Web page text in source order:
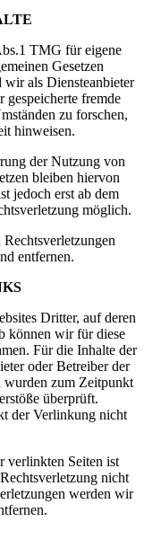
TMG für eigene
Gesetzen
als Diensteanbieter
fremde
zu forschen,
hinweisen.
der Nutzung von
bleiben hiervon
jedoch erst ab dem
möglich.
entfernen.
Dritter, auf deren
können wir für diese
Für die Inhalte der
oder Betreiber der
wurden zum Zeitpunkt
überprüft.
der Verlinkung nicht
verlinkten Seiten ist
nicht
werden wir